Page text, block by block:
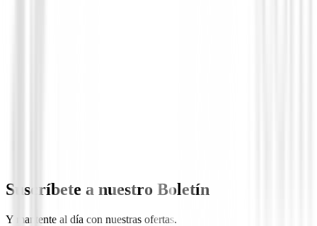
Suscríbete a nuestro Boletín
Y mantente al día con nuestras ofertas.